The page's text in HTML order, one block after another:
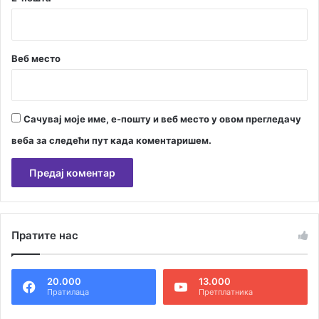
Веб место
Сачувај моје име, е-пошту и веб место у овом прегледачу
веба за следећи пут када коментаришем.
т
н
Пратите нас
20.000
Пратилаца
13.000
Претплатника